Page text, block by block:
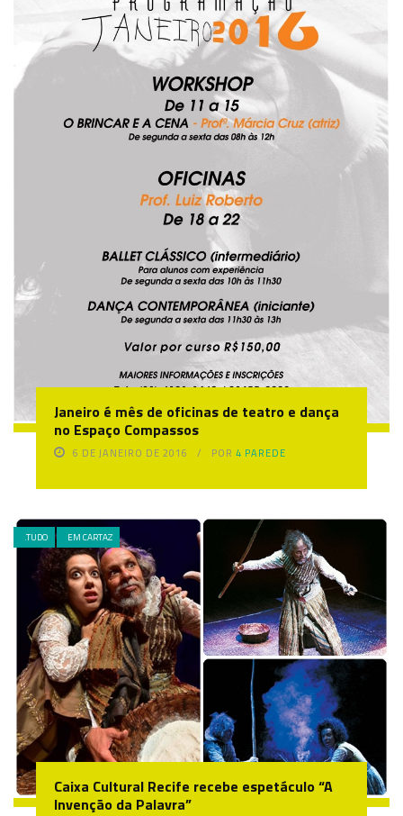
Janeiro é mês de oficinas de teatro e dança
no Espaço Compassos
6 DE JANEIRO DE 2016 POR4 PAREDE
.TUDO EM CARTAZ
Caixa Cultural Recife recebe espetáculo “A
Invenção da Palavra”